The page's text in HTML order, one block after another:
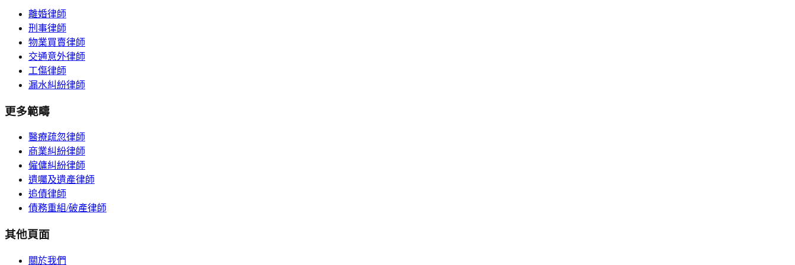
離婚律師
刑事律師
物業買賣律師
交通意外律師
工傷律師
漏水糾紛律師
更多範疇
醫療疏忽律師
商業糾紛律師
僱傭糾紛律師
遺囑及遺產律師
追債律師
債務重組/破產律師
其他頁面
關於我們